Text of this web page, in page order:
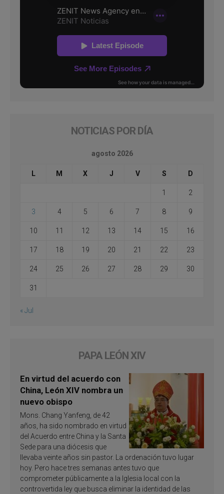
NOTICIAS POR DÍA
agosto 2026
L M X J V S D
1 2
3 4 5 6 7 8 9
10 11 12 13 14 15 16
17 18 19 20 21 22 23
24 25 26 27 28 29 30
31
« Jul
PAPA LEÓN XIV
En virtud del acuerdo con
China, León XIV nombra un
nuevo obispo
Mons. Chang Yanfeng, de 42
años, ha sido nombrado en virtud
del Acuerdo entre China y la Santa
Sede para una diócesis que
llevaba veinte años sin pastor. La ordenación tuvo lugar
hoy. Pero hace tres semanas antes tuvo que
comprometer públicamente a la Iglesia local con la
controvertida ley que busca eliminar la identidad de las